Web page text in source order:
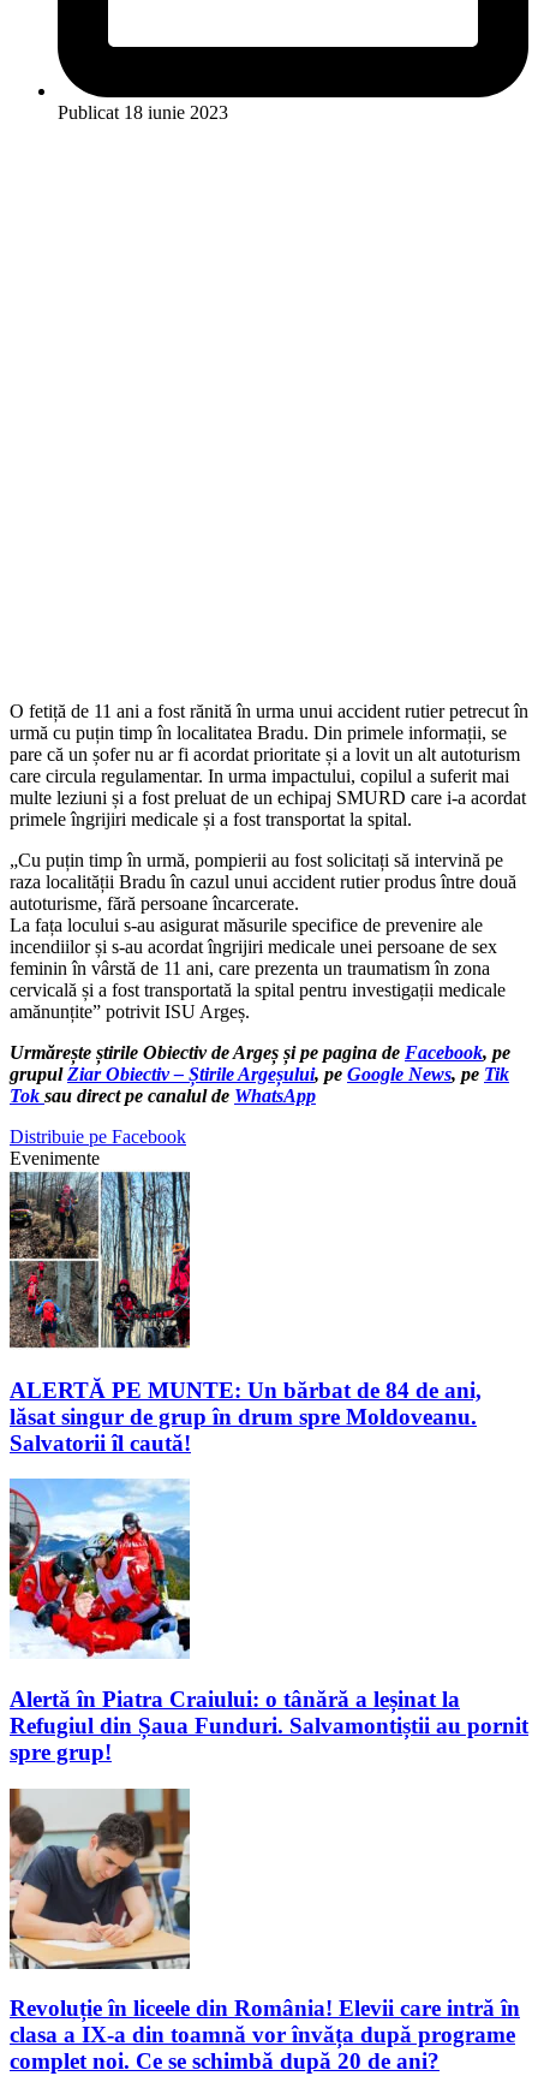
Publicat 18 iunie 2023
O fetiță de 11 ani a fost rănită în urma unui accident rutier petrecut în
urmă cu puțin timp în localitatea Bradu. Din primele informații, se
pare că un șofer nu ar fi acordat prioritate și a lovit un alt autoturism
care circula regulamentar. In urma impactului, copilul a suferit mai
multe leziuni și a fost preluat de un echipaj SMURD care i-a acordat
primele îngrijiri medicale și a fost transportat la spital.
„Cu puțin timp în urmă, pompierii au fost solicitați să intervină pe
raza localității Bradu în cazul unui accident rutier produs între două
autoturisme, fără persoane încarcerate.
La fața locului s-au asigurat măsurile specifice de prevenire ale
incendiilor și s-au acordat îngrijiri medicale unei persoane de sex
feminin în vârstă de 11 ani, care prezenta un traumatism în zona
cervicală și a fost transportată la spital pentru investigații medicale
amănunțite” potrivit ISU Argeș.
Urmărește știrile Obiectiv de Argeș și pe pagina de Facebook, pe
grupulZiar Obiectiv – Știrile Argeșului, pe Google News, pe Tik
Tok sau direct pe canalul de WhatsApp
Distribuie pe Facebook
Evenimente
ALERTĂ PE MUNTE: Un bărbat de 84 de ani,
lăsat singur de grup în drum spre Moldoveanu.
Salvatorii îl caută!
Alertă în Piatra Craiului: o tânără a leșinat la
Refugiul din Șaua Funduri. Salvamontiștii au pornit
spre grup!
Revoluție în liceele din România! Elevii care intră în
clasa a IX-a din toamnă vor învăța după programe
complet noi. Ce se schimbă după 20 de ani?